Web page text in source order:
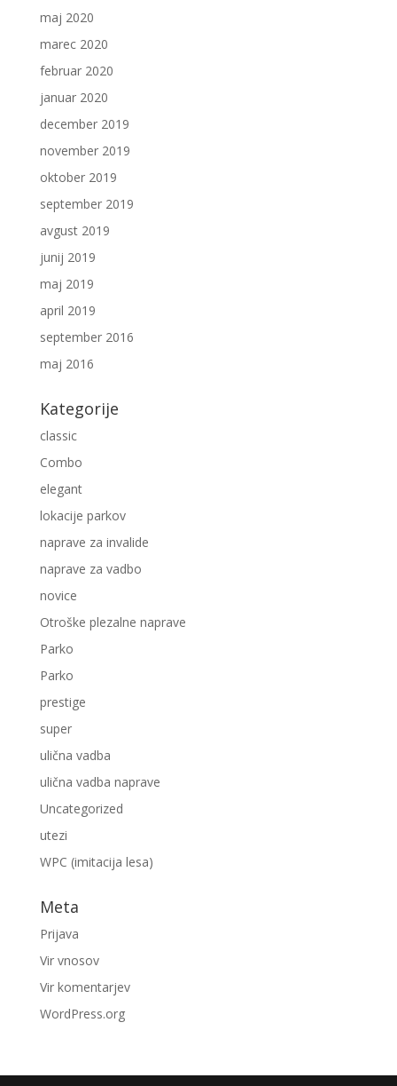
maj 2020
marec 2020
februar 2020
januar 2020
december 2019
november 2019
oktober 2019
september 2019
avgust 2019
junij 2019
maj 2019
april 2019
september 2016
maj 2016
Kategorije
classic
Combo
elegant
lokacije parkov
naprave za invalide
naprave za vadbo
novice
Otroške plezalne naprave
Parko
Parko
prestige
super
ulična vadba
ulična vadba naprave
Uncategorized
utezi
WPC (imitacija lesa)
Meta
Prijava
Vir vnosov
Vir komentarjev
WordPress.org